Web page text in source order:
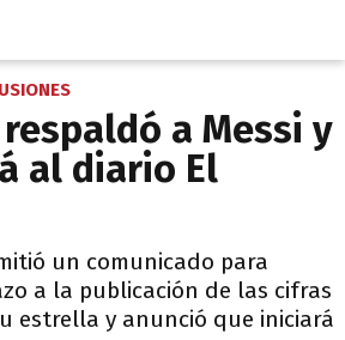
a Messi y
al diario El
un comunicado para
a la publicación de las cifras
estrella y anunció que iniciará